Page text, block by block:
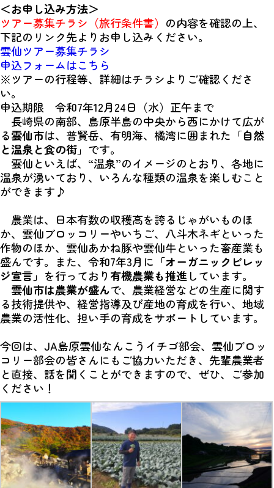
＜お申し込み方法＞
ツアー募集チラシ（旅行条件書） の内容を確認の上、
下記のリンク先よりお申し込みください。
雲仙ツアー募集チラシ
申込フォームはこちら
※ツアーの行程等、詳細はチラシよりご確認くださ
い。
申込期限 令和7年12月24日（水）正午まで
長崎県の南部、島原半島の中央から西にかけて広が
る雲仙市は、普賢岳、有明海、橘湾に囲まれた「自然
と温泉と食の街」です。
雲仙といえば、“温泉”のイメージのとおり、各地に
温泉が湧いており、いろんな種類の温泉を楽しむこと
ができます♪
農業は、日本有数の収穫高を誇るじゃがいものほ
か、雲仙ブロッコリーやいちご、八斗木ネギといった
作物のほか、雲仙あかね豚や雲仙牛といった畜産業も
盛んです。また、令和7年3月に 「オーガニックビレッ
ジ宣言」 を行っており 有機農業も推進 しています。
雲仙市は農業が盛んで、農業経営などの生産に関す
る技術提供や、経営指導及び産地の育成を行い、地域
農業の活性化、担い手の育成をサポートしています。
今回は、JA島原雲仙なんこうイチゴ部会、雲仙ブロッ
コリー部会の皆さんにもご協力いただき、先輩農業者
と直接、話を聞くことができますので、ぜひ、ご参加
ください！